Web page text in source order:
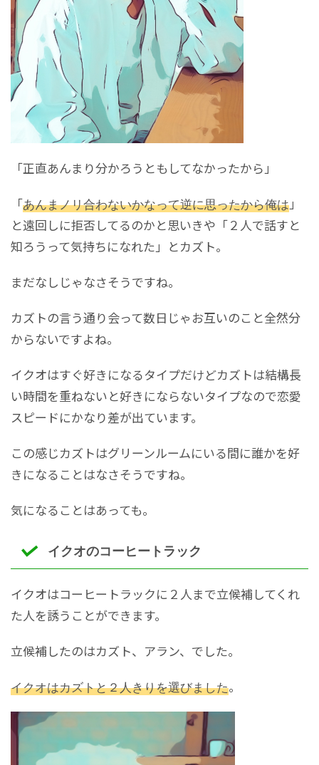
「正直あんまり分かろうともしてなかったから」
「あんまノリ合わないかなって逆に思ったから俺は」
と遠回しに拒否してるのかと思いきや「２人で話すと
知ろうって気持ちになれた」とカズト。
まだなしじゃなさそうですね。
カズトの言う通り会って数日じゃお互いのこと全然分
からないですよね。
イクオはすぐ好きになるタイプだけどカズトは結構長
い時間を重ねないと好きにならないタイプなので恋愛
スピードにかなり差が出ています。
この感じカズトはグリーンルームにいる間に誰かを好
きになることはなさそうですね。
気になることはあっても。
イクオのコーヒートラック
イクオはコーヒートラックに２人まで立候補してくれ
た人を誘うことができます。
立候補したのはカズト、アラン、でした。
イクオはカズトと２人きりを選びました。